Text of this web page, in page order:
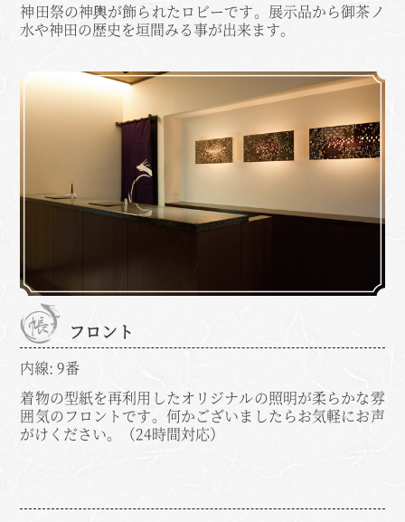
神田祭の神輿が飾られたロビーです。展示品から御茶ノ
水や神田の歴史を垣間みる事が出来ます。
フロント
内線: 9番
着物の型紙を再利用したオリジナルの照明が柔らかな雰
囲気のフロントです。何かございましたらお気軽にお声
がけください。（24時間対応）